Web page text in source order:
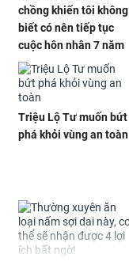
chồng khiến tôi không
biết có nên tiếp tục
cuộc hôn nhân 7 năm
nữa hay không
Triệu Lộ Tư muốn bứt
phá khỏi vùng an toàn